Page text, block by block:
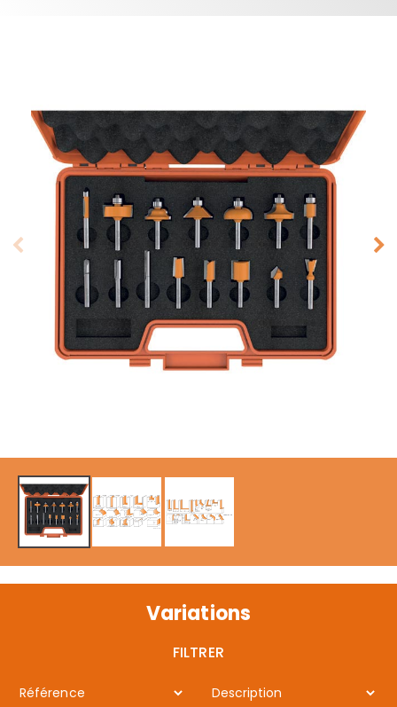
Variations
FILTRER
Référence Description